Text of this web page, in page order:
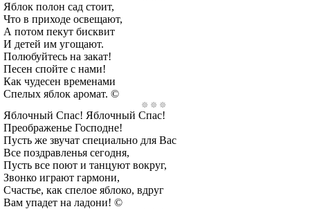
Яблок полон сад стоит,
Что в приходе освещают,
А потом пекут бисквит
И детей им угощают.
Полюбуйтесь на закат!
Песен спойте с нами!
Как чудесен временами
Спелых яблок аромат. ©
Яблочный Спас! Яблочный Спас!
Преображенье Господне!
Пусть же звучат специально для Вас
Все поздравленья сегодня,
Пусть все поют и танцуют вокруг,
Звонко играют гармони,
Счастье, как спелое яблоко, вдруг
Вам упадет на ладони! ©